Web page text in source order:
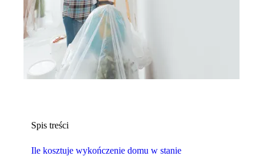
Spis treści
Ile kosztuje wykończenie domu w stanie